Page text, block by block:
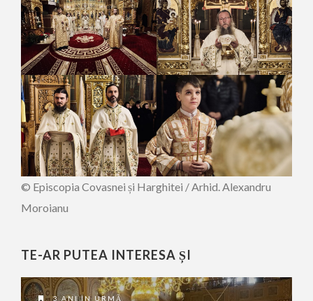
© Episcopia Covasnei și Harghitei / Arhid. Alexandru
Moroianu
TE-AR PUTEA INTERESA ȘI
3 ANI ÎN URMĂ